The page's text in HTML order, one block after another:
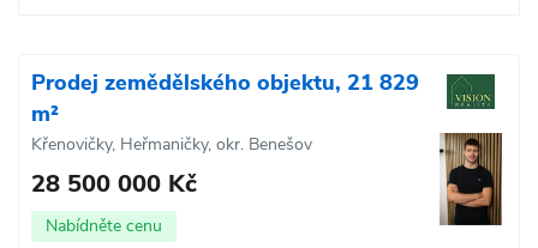
Prodej zemědělského objektu, 21 829
m²
Křenovičky, Heřmaničky, okr. Benešov
28 500 000 Kč
Nabídněte cenu